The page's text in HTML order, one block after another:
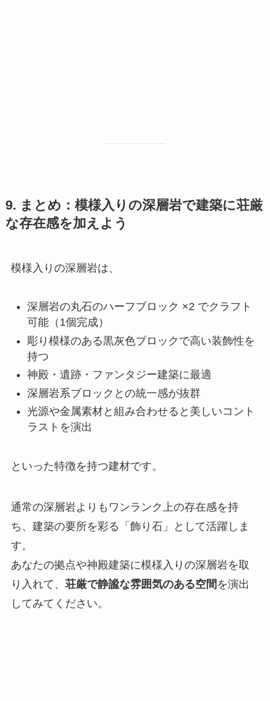
9. まとめ：模様入りの深層岩で建築に荘厳
な存在感を加えよう
模様入りの深層岩は、
深層岩の丸石のハーフブロック ×2 でクラフト
可能（1個完成）
彫り模様のある黒灰色ブロックで高い装飾性を
持つ
神殿・遺跡・ファンタジー建築に最適
深層岩系ブロックとの統一感が抜群
光源や金属素材と組み合わせると美しいコント
ラストを演出
といった特徴を持つ建材です。
通常の深層岩よりもワンランク上の存在感を持
ち、建築の要所を彩る「飾り石」として活躍しま
す。
あなたの拠点や神殿建築に模様入りの深層岩を取
り入れて、 荘厳で静謐な雰囲気のある空間 を演出
してみてください。